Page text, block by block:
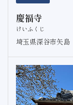
慶福寺
けいふくじ
埼玉県深谷市矢島